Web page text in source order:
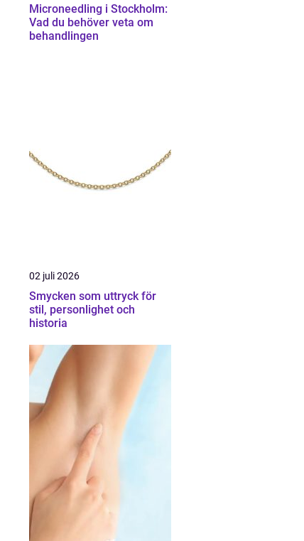
Microneedling i Stockholm:
Vad du behöver veta om
behandlingen
02 juli 2026
Smycken som uttryck för
stil, personlighet och
historia